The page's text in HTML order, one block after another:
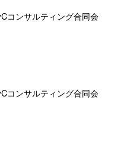
コンサルティング合同会
コンサルティング合同会